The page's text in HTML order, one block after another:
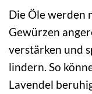
Die Öle werden
Gewürzen
verstärken und
lindern. So
Lavendel